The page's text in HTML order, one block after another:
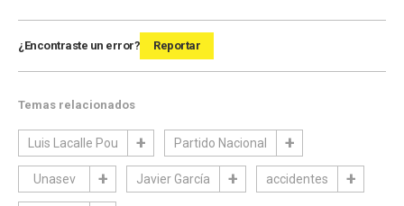
¿Encontraste un error? Reportar
Temas relacionados
Luis Lacalle Pou Partido Nacional
Unasev Javier García accidentes